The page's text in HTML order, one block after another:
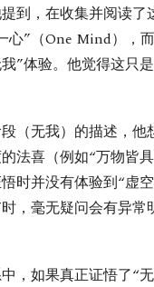
到，在收集并阅读
心”（One Mind），
”体验。他觉得这只
（无我）的描述，
法喜（例如“万物皆
时并没有体验到“虚
，毫无疑问会有异
，如果真正证悟了“